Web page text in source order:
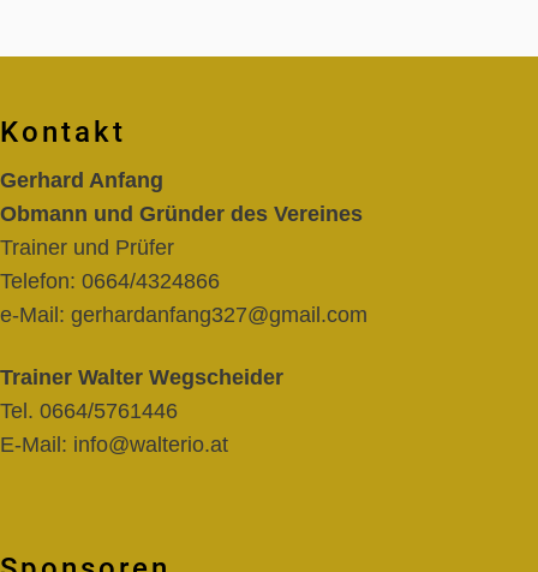
Kontakt
Gerhard Anfang
Obmann und Gründer des Vereines
Trainer und Prüfer
Telefon: 0664/4324866
e-Mail: gerhardanfang327@gmail.com
Trainer Walter Wegscheider
Tel. 0664/5761446
E-Mail: info@walterio.at